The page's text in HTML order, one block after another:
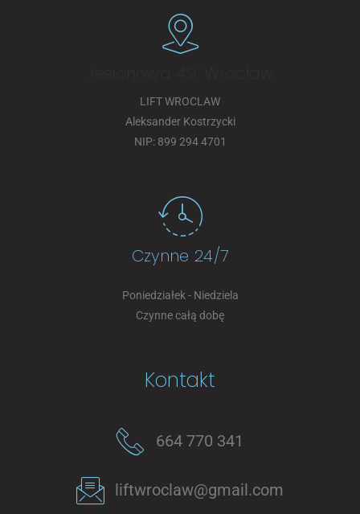
LIFT WROCLAW
Aleksander Kostrzycki
NIP: 899 294 4701
Czynne 24/7
Poniedziałek - Niedziela
Czynne całą dobę
Kontakt
664 770 341
liftwroclaw@gmail.com